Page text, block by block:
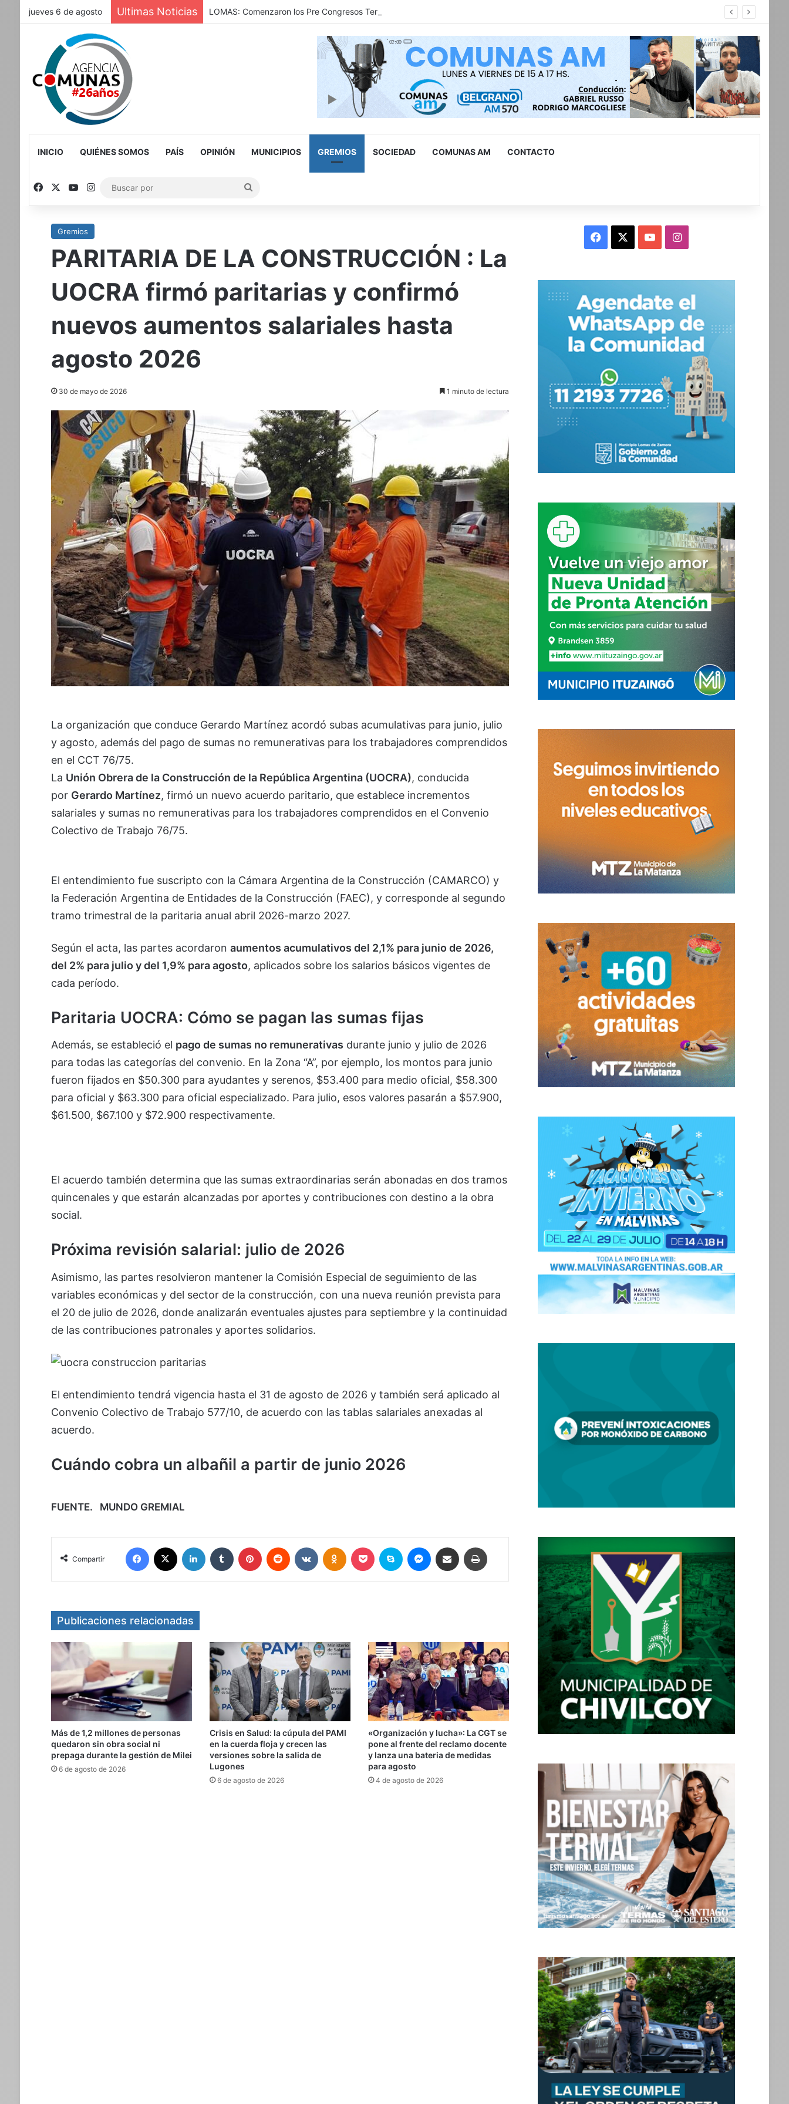
jueves 6 de agosto Ultimas Noticias LOMAS: Comenzaron los Pre Congresos Territoriales de la Comunidad 2026
INICIO QUIÉNES SOMOS PAÍS OPINIÓN MUNICIPIOS GREMIOS SOCIEDAD COMUNAS AM CONTACTO
FacebookYouTube
Instagram
por
Gremios
PARITARIA DE LA CONSTRUCCIÓN : La
UOCRA firmó paritarias y confirmó
nuevos aumentos salariales hasta
agosto 2026
30 de mayo de 2026 1 minuto de lectura
La organización que conduce Gerardo Martínez acordó subas acumulativas para junio, julio
y agosto, además del pago de sumas no remunerativas para los trabajadores comprendidos
en el CCT 76/75.
La Unión Obrera de la Construcción de la República Argentina (UOCRA), conducida
por Gerardo Martínez, firmó un nuevo acuerdo paritario, que establece incrementos
salariales y sumas no remunerativas para los trabajadores comprendidos en el Convenio
Colectivo de Trabajo 76/75.
El entendimiento fue suscripto con la Cámara Argentina de la Construcción (CAMARCO) y
la Federación Argentina de Entidades de la Construcción (FAEC), y corresponde al segundo
tramo trimestral de la paritaria anual abril 2026-marzo 2027.
Según el acta, las partes acordaron aumentos acumulativos del 2,1% para junio de 2026,
del 2% para julio y del 1,9% para agosto, aplicados sobre los salarios básicos vigentes de
cada período.
Paritaria UOCRA: Cómo se pagan las sumas fijas
Además, se estableció el pago de sumas no remunerativas durante junio y julio de 2026
para todas las categorías del convenio. En la Zona “A”, por ejemplo, los montos para junio
fueron fijados en $50.300 para ayudantes y serenos, $53.400 para medio oficial, $58.300
para oficial y $63.300 para oficial especializado. Para julio, esos valores pasarán a $57.900,
$61.500, $67.100 y $72.900 respectivamente.
El acuerdo también determina que las sumas extraordinarias serán abonadas en dos tramos
quincenales y que estarán alcanzadas por aportes y contribuciones con destino a la obra
social.
Próxima revisión salarial: julio de 2026
Asimismo, las partes resolvieron mantener la Comisión Especial de seguimiento de las
variables económicas y del sector de la construcción, con una nueva reunión prevista para
el 20 de julio de 2026, donde analizarán eventuales ajustes para septiembre y la continuidad
de las contribuciones patronales y aportes solidarios.
El entendimiento tendrá vigencia hasta el 31 de agosto de 2026 y también será aplicado al
Convenio Colectivo de Trabajo 577/10, de acuerdo con las tablas salariales anexadas al
acuerdo.
Cuándo cobra un albañil a partir de junio 2026
FUENTE. MUNDO GREMIAL
Compartir
Facebook LinkedIn Tumblr Pinterest Reddit VKontakteOdnoklassniki
Pocket Skype MessengerCompartir por correo electrónico
Publicaciones relacionadas
Más de 1,2 millones de personas
quedaron sin obra social ni
prepaga durante la gestión de Milei
6 de agosto de 2026
Crisis en Salud: la cúpula del PAMI
en la cuerda floja y crecen las
versiones sobre la salida de
Lugones
6 de agosto de 2026
«Organización y lucha»: La CGT se
pone al frente del reclamo docente
y lanza una bateria de medidas
para agosto
4 de agosto de 2026
Facebook YouTubeInstagram